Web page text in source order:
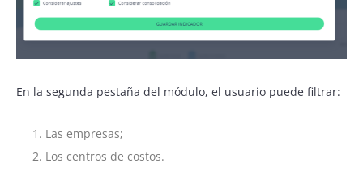
En la segunda pestaña del módulo, el usuario puede filtrar:
Las empresas;
Los centros de costos.